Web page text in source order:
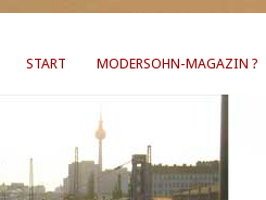
START MODERSOHN-MAGAZIN ?